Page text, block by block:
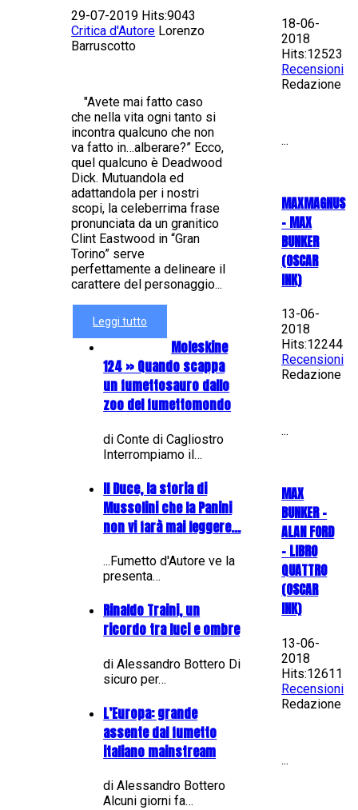
29-07-2019 Hits:9043
Critica d'Autore Lorenzo
Barruscotto
"Avete mai fatto caso
che nella vita ogni tanto si
incontra qualcuno che non
va fatto in…alberare?” Ecco,
quel qualcuno è Deadwood
Dick. Mutuandola ed
adattandola per i nostri
scopi, la celeberrima frase
pronunciata da un granitico
Clint Eastwood in “Gran
Torino” serve
perfettamente a delineare il
carattere del personaggio...
Leggi tutto
Moleskine
124 » Quando scappa
un fumettosauro dallo
zoo del fumettomondo
di Conte di Cagliostro
Interrompiamo il…
Il Duce, la storia di
Mussolini che la Panini
non vi farà mai leggere...
...Fumetto d'Autore ve la
presenta…
Rinaldo Traini, un
ricordo tra luci e ombre
di Alessandro Bottero Di
sicuro per…
L’Europa: grande
assente dal fumetto
italiano mainstream
di Alessandro Bottero
Alcuni giorni fa…
18-06-
2018
Hits:12523
Recensioni
Redazione
...
MAXMAGNUS
– MAX
BUNKER
(OSCAR
INK)
13-06-
2018
Hits:12244
Recensioni
Redazione
...
MAX
BUNKER –
ALAN FORD
– LIBRO
QUATTRO
(OSCAR
INK)
13-06-
2018
Hits:12611
Recensioni
Redazione
...